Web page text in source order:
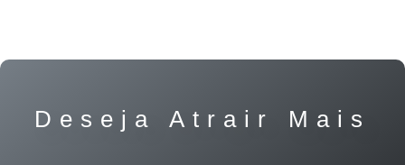
Deseja Atrair Mais